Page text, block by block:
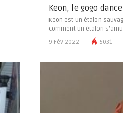
Keon, le gogo
Keon est un étalon
comment un étalon
9 Fév 2022
5031